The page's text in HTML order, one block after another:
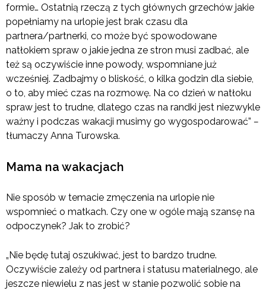
formie… Ostatnią rzeczą z tych głównych grzechów jakie
popełniamy na urlopie jest brak czasu dla
partnera/partnerki, co może być spowodowane
natłokiem spraw o jakie jedna ze stron musi zadbać, ale
też są oczywiście inne powody, wspomniane już
wcześniej. Zadbajmy o bliskość, o kilka godzin dla siebie,
o to, aby mieć czas na rozmowę. Na co dzień w natłoku
spraw jest to trudne, dlatego czas na randki jest niezwykle
ważny i podczas wakacji musimy go wygospodarować” –
tłumaczy Anna Turowska.
Mama na wakacjach
Nie sposób w temacie zmęczenia na urlopie nie
wspomnieć o matkach. Czy one w ogóle mają szansę na
odpoczynek? Jak to zrobić?
„Nie będę tutaj oszukiwać, jest to bardzo trudne.
Oczywiście zależy od partnera i statusu materialnego, ale
jeszcze niewielu z nas jest w stanie pozwolić sobie na